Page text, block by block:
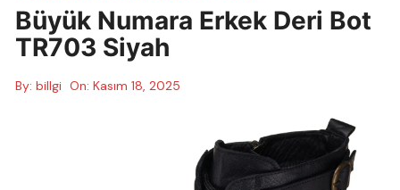
Büyük Numara Erkek Deri Bot
TR703 Siyah
By: billgi On:Kasım 18, 2025